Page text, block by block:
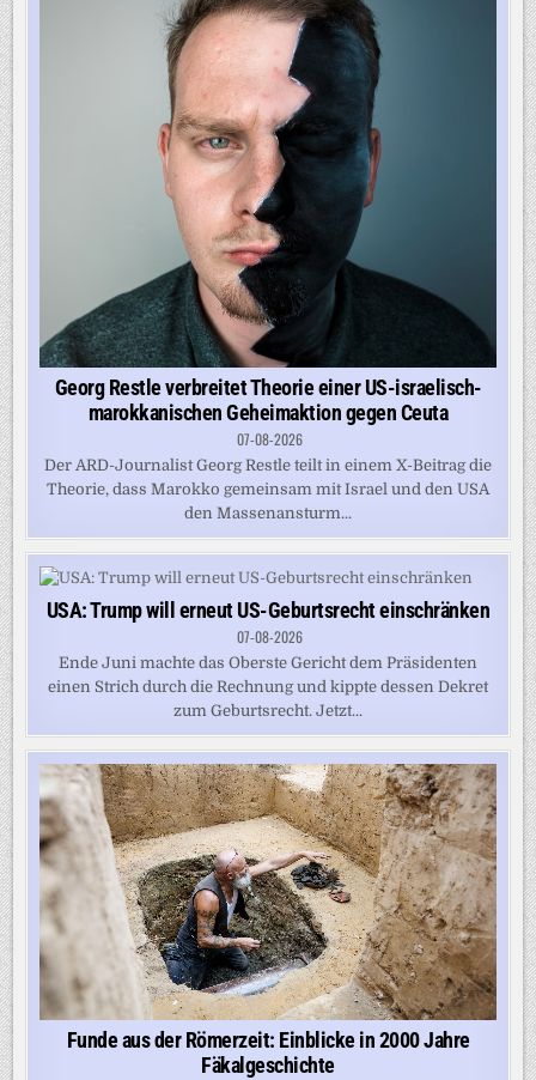
Georg Restle verbreitet Theorie einer US-israelisch-
marokkanischen Geheimaktion gegen Ceuta
07-08-2026
Der ARD-Journalist Georg Restle teilt in einem X-Beitrag die
Theorie, dass Marokko gemeinsam mit Israel und den USA
den Massenansturm...
USA: Trump will erneut US-Geburtsrecht einschränken
07-08-2026
Ende Juni machte das Oberste Gericht dem Präsidenten
einen Strich durch die Rechnung und kippte dessen Dekret
zum Geburtsrecht. Jetzt...
Funde aus der Römerzeit: Einblicke in 2000 Jahre
Fäkalgeschichte